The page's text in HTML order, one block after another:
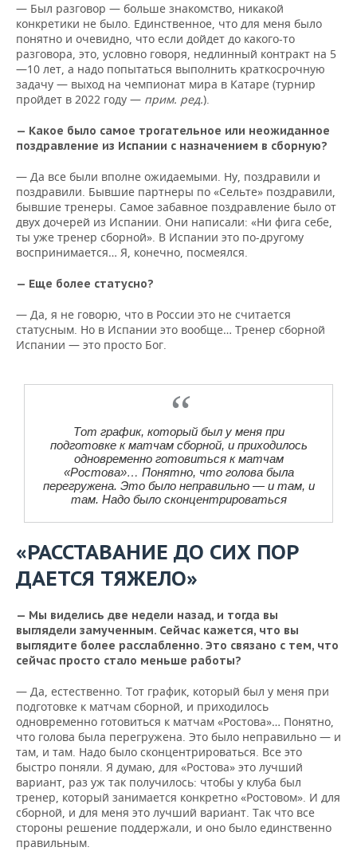
— Был разговор — больше знакомство, никакой
конкретики не было. Единственное, что для меня было
понятно и очевидно, что если дойдет до какого-то
разговора, это, условно говоря, недлинный контракт на 5
—10 лет, а надо попытаться выполнить краткосрочную
задачу — выход на чемпионат мира в Катаре (турнир
пройдет в 2022 году — прим. ред.).
— Какое было самое трогательное или неожиданное
поздравление из Испании с назначением в сборную?
— Да все были вполне ожидаемыми. Ну, поздравили и
поздравили. Бывшие партнеры по «Сельте» поздравили,
бывшие тренеры. Самое забавное поздравление было от
двух дочерей из Испании. Они написали: «Ни фига себе,
ты уже тренер сборной». В Испании это по-другому
воспринимается… Я, конечно, посмеялся.
— Еще более статусно?
— Да, я не говорю, что в России это не считается
статусным. Но в Испании это вообще… Тренер сборной
Испании — это просто Бог.
Тот график, который был у меня при
подготовке к матчам сборной, и приходилось
одновременно готовиться к матчам
«Ростова»… Понятно, что голова была
перегружена. Это было неправильно — и там, и
там. Надо было сконцентрироваться
«РАССТАВАНИЕ ДО СИХ ПОР
ДАЕТСЯ ТЯЖЕЛО»
— Мы виделись две недели назад, и тогда вы
выглядели замученным. Сейчас кажется, что вы
выглядите более расслабленно. Это связано с тем, что
сейчас просто стало меньше работы?
— Да, естественно. Тот график, который был у меня при
подготовке к матчам сборной, и приходилось
одновременно готовиться к матчам «Ростова»… Понятно,
что голова была перегружена. Это было неправильно — и
там, и там. Надо было сконцентрироваться. Все это
быстро поняли. Я думаю, для «Ростова» это лучший
вариант, раз уж так получилось: чтобы у клуба был
тренер, который занимается конкретно «Ростовом». И для
сборной, и для меня это лучший вариант. Так что все
стороны решение поддержали, и оно было единственно
правильным.